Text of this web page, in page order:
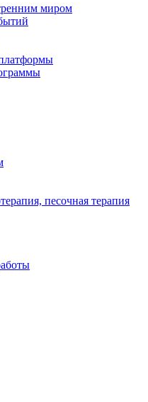
миром
песочная терапия